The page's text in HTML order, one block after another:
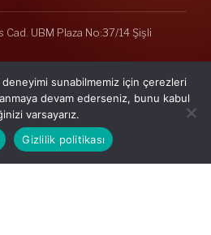
Cad. UBM Plaza No:37/14 Şişli
39
19 36
sunabilmemiz için çerezleri
devam ederseniz, bunu kabul
varsayarız.
Gizlilik politikası